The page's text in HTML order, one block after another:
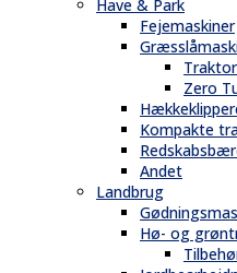
Have & Park
Fejemaskiner
Zero
Kompakte
Andet
Landbrug
Hø- og